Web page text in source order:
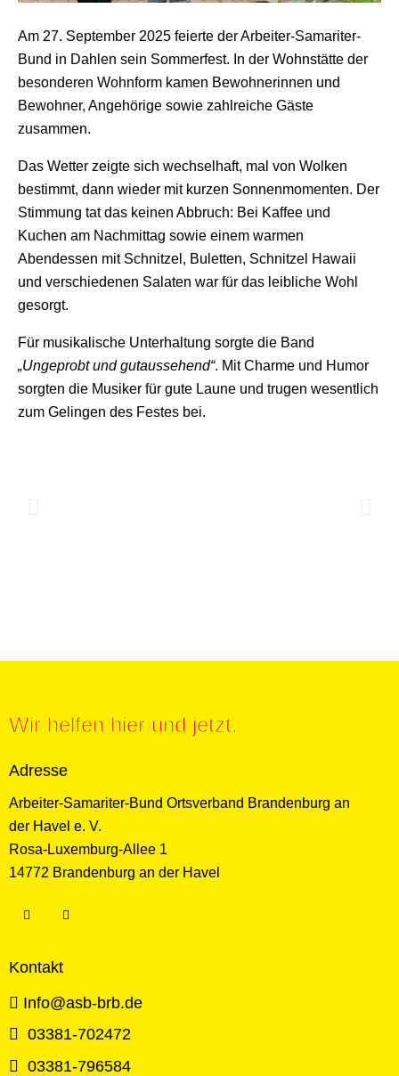
Am 27. September 2025 feierte der Arbeiter-Samariter-
Bund in Dahlen sein Sommerfest. In der Wohnstätte der
besonderen Wohnform kamen Bewohnerinnen und
Bewohner, Angehörige sowie zahlreiche Gäste
zusammen.
Das Wetter zeigte sich wechselhaft, mal von Wolken
bestimmt, dann wieder mit kurzen Sonnenmomenten. Der
Stimmung tat das keinen Abbruch: Bei Kaffee und
Kuchen am Nachmittag sowie einem warmen
Abendessen mit Schnitzel, Buletten, Schnitzel Hawaii
und verschiedenen Salaten war für das leibliche Wohl
gesorgt.
Für musikalische Unterhaltung sorgte die Band
„Ungeprobt und gutaussehend“. Mit Charme und Humor
sorgten die Musiker für gute Laune und trugen wesentlich
zum Gelingen des Festes bei.
Wir helfen hier und jetzt.
Adresse
Arbeiter-Samariter-Bund Ortsverband Brandenburg an
der Havel e. V.
Rosa-Luxemburg-Allee 1
14772 Brandenburg an der Havel
Kontakt
Info@asb-brb.de
03381-702472
03381-796584